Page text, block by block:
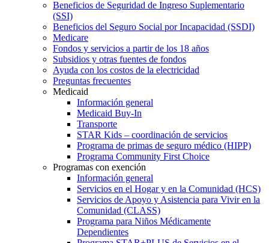
Beneficios de Seguridad de Ingreso Suplementario
(SSI)
Beneficios del Seguro Social por Incapacidad (SSDI)
Medicare
Fondos y servicios a partir de los 18 años
Subsidios y otras fuentes de fondos
Ayuda con los costos de la electricidad
Preguntas frecuentes
Medicaid
Información general
Medicaid Buy-In
Transporte
STAR Kids – coordinación de servicios
Programa de primas de seguro médico (HIPP)
Programa Community First Choice
Programas con exención
Información general
Servicios en el Hogar y en la Comunidad (HCS)
Servicios de Apoyo y Asistencia para Vivir en la
Comunidad (CLASS)
Programa para Niños Médicamente
Dependientes